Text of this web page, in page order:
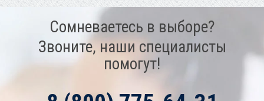
Сомневаетесь в выборе?
Звоните, наши специалисты
помогут!